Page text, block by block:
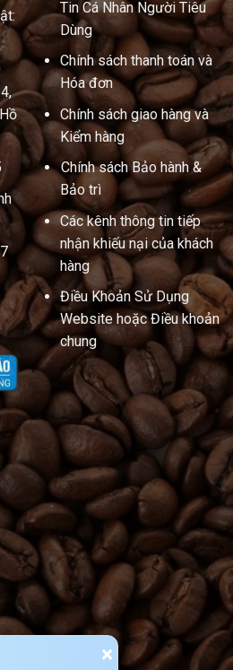
Tin Cá Nhân Người Tiêu
Dùng
Chính sách thanh toán và
Hóa đơn
Chính sách giao hàng và
Kiểm hàng
Chính sách Bảo hành &
Bảo trì
Các kênh thông tin tiếp
nhận khiếu nại của khách
hàng
Điều Khoản Sử Dụng
Website hoặc Điều khoản
chung
×